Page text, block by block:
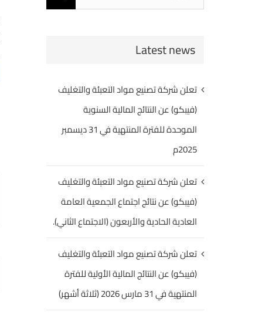
for:
Latest news
تعلن شركة تصنيع مواد التعبئة والتغليف
(فيبكو) عن النتائج المالية السنوية
الموحدة للفترة المنتهية في 31 ديسمبر
2025م
تعلن شركة تصنيع مواد التعبئة والتغليف
(فيبكو) عن نتائج اجتماع الجمعية العامة
العادية الحادية والأربعون (الاجتماع الثاني).
تعلن شركة تصنيع مواد التعبئة والتغليف
(فيبكو) عن النتائج المالية الأولية للفترة
المنتهية في 31 مارس 2026 (ثلاثة أشهر)